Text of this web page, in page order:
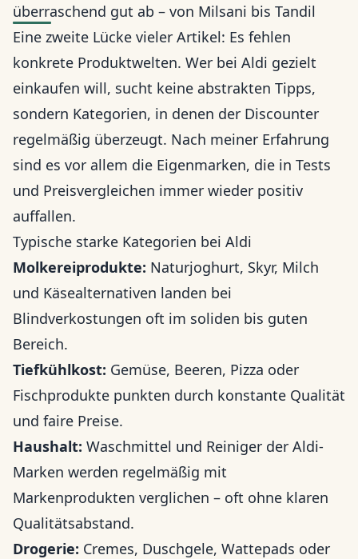
überraschend gut ab – von Milsani bis Tandil
Eine zweite Lücke vieler Artikel: Es fehlen
konkrete Produktwelten. Wer bei Aldi gezielt
einkaufen will, sucht keine abstrakten Tipps,
sondern Kategorien, in denen der Discounter
regelmäßig überzeugt. Nach meiner Erfahrung
sind es vor allem die Eigenmarken, die in Tests
und Preisvergleichen immer wieder positiv
auffallen.
Typische starke Kategorien bei Aldi
Molkereiprodukte: Naturjoghurt, Skyr, Milch
und Käsealternativen landen bei
Blindverkostungen oft im soliden bis guten
Bereich.
Tiefkühlkost: Gemüse, Beeren, Pizza oder
Fischprodukte punkten durch konstante Qualität
und faire Preise.
Haushalt: Waschmittel und Reiniger der Aldi-
Marken werden regelmäßig mit
Markenprodukten verglichen – oft ohne klaren
Qualitätsabstand.
Drogerie: Cremes, Duschgele, Wattepads oder